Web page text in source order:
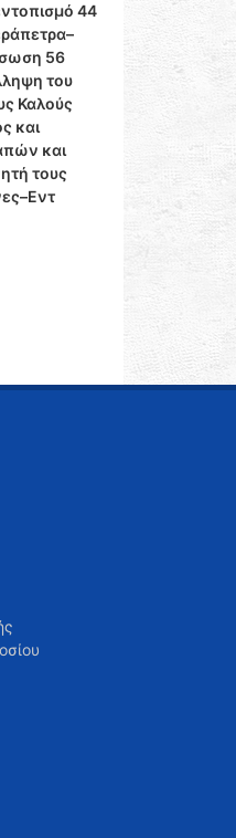
44
56
του
Καλούς
και
και
τους